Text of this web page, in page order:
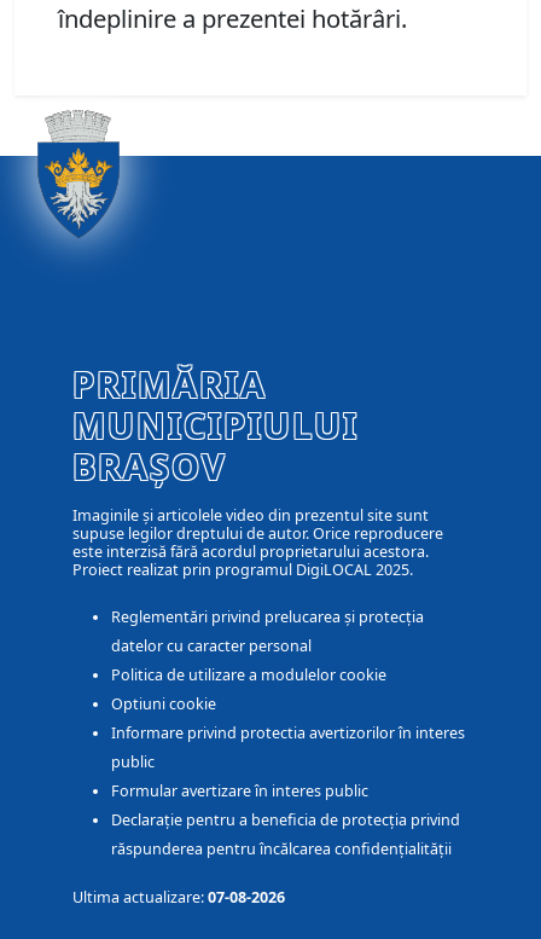
îndeplinire a prezentei hotărâri.
PRIMĂRIA
MUNICIPIULUI
BRAȘOV
Imaginile și articolele video din prezentul site sunt
supuse legilor dreptului de autor. Orice reproducere
este interzisă fără acordul proprietarului acestora.
Proiect realizat prin programul DigiLOCAL 2025.
Reglementări privind prelucarea și protecția
datelor cu caracter personal
Politica de utilizare a modulelor cookie
Optiuni cookie
Informare privind protectia avertizorilor în interes
public
Formular avertizare în interes public
Declarație pentru a beneficia de protecția privind
răspunderea pentru încălcarea confidențialității
Ultima actualizare:07-08-2026